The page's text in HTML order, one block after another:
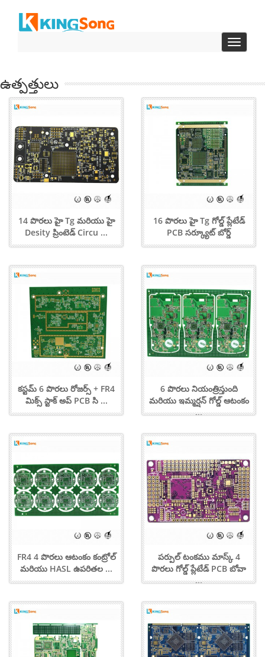
టోగుల్
పేజీకి
ఉత్పత్తులు
14 పొరలు హై Tg మరియు హై
Desity ప్రింటెడ్ Circu ...
16 పొరలు హై Tg గోల్డ్ ప్లేటేడ్
PCB సర్క్యూట్ బోర్డ్
కస్టమ్ 6 పొరలు రోజర్స్ + FR4
మిక్స్ స్టాక్ అప్ PCB సి ...
6 పొరలు నియంత్రిస్తుంది
మరియు ఇమ్మర్షన్ గోల్డ్ ఆటంకం
...
FR4 4 పొరలు ఆటంకం కంట్రోల్
మరియు HASL ఉపరితల ...
పర్పుల్ టంకము మాస్క్ 4
పొరలు గోల్డ్ ప్లేటేడ్ PCB బోవా
...